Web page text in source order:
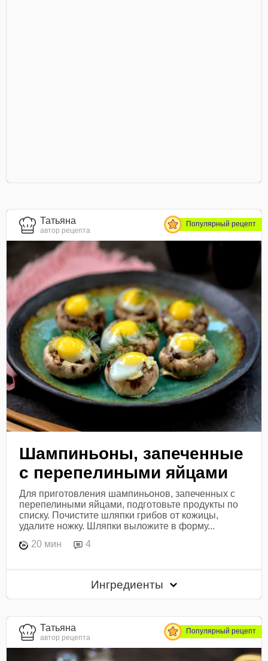
Татьяна
автор рецепта
Популярный рецепт
Шампиньоны, запеченные
с перепелиными яйцами
Для приготовления шампиньонов, запеченных с
перепелиными яйцами, подготовьте продукты по
списку. Почистите шляпки грибов от кожицы,
удалите ножку. Шляпки выложите в форму...
20 мин
4
Ингредиенты
Татьяна
автор рецепта
Популярный рецепт